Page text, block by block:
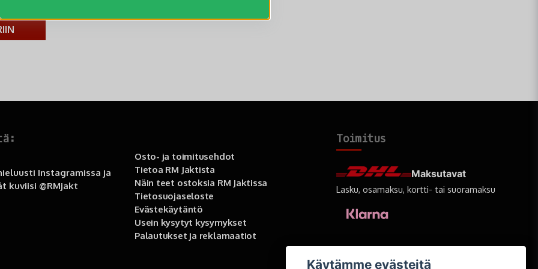
Instagramissa ja
kuviisi @RMjakt
Osto- ja toimitusehdot
Tietoa RM Jaktista
Näin teet ostoksia RM Jaktissa
Tietosuojaseloste
Evästekäytäntö
Usein kysytyt kysymykset
Palautukset ja reklamaatiot
Toimitus
Maksutavat
Lasku, osamaksu, kortti- tai suoramaksu
Käytämme evästeitä